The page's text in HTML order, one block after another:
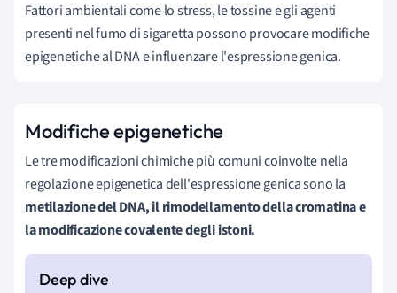
Fattori ambientali come lo stress, le tossine e gli agenti
presenti nel fumo di sigaretta possono provocare modifiche
epigenetiche al DNA e influenzare l'espressione genica.
Modifiche epigenetiche
Le tre modificazioni chimiche più comuni coinvolte nella
regolazione epigenetica dell'espressione genica sono la
metilazione del DNA, il rimodellamento della cromatina e
la modificazione covalente degli istoni.